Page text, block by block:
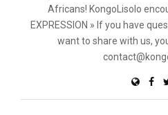
Africans! KongoLisolo
EXPRESSION » If you have
want to share with us,